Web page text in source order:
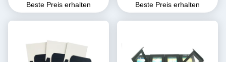
Eyelash Magnetic Box mit
Beste Preis erhalten
magnetische Geschenkbox
Beste Preis erhalten